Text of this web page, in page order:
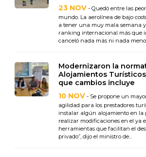
23 NOV - Quedó entre las
mundo. La aerolínea de bajo
a tener una muy mala semana
ranking internacional más que
canceló nada más ni nada
Modernizaron la
Alojamientos
que cambios incluye
10 NOV - Se propone un
agilidad para los prestadores
instalar algún alojamiento en la
realizar modificaciones en el ya
herramientas que facilitan el
privado”, dijo el ministro de...